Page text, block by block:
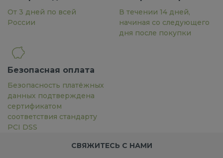
От 3 дней по всей
России
В течении 14 дней,
начиная со следующего
дня после покупки
Безопасная оплата
Безопасность платёжных
данных подтверждена
сертификатом
соответствия стандарту
PCI DSS
СВЯЖИТЕСЬ С НАМИ